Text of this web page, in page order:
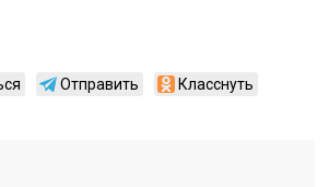
Отправить Класснуть